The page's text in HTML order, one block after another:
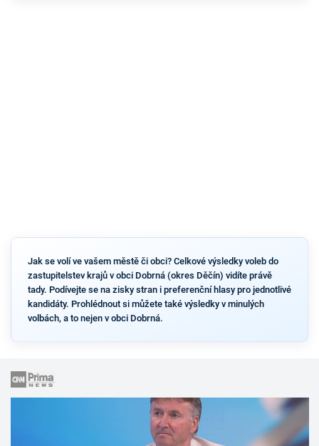
Jak se volí ve vašem městě či obci? Celkové výsledky voleb do
zastupitelstev krajů v obci Dobrná (okres Děčín) vidíte právě
tady. Podívejte se na zisky stran i preferenční hlasy pro jednotlivé
kandidáty. Prohlédnout si můžete také výsledky v minulých
volbách, a to nejen v obci Dobrná.